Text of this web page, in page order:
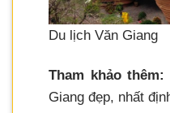
Du lịch Văn Giang
Tham khảo thêm:
Giang đẹp, nhất